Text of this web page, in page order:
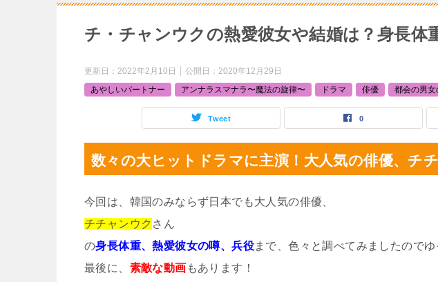
チ・チャンウクの熱愛彼女や結婚は？身長体
更新日： 2022年2月10日 公開日： 2020年12月29日
あやしいパートナー
アンナラスマナラ〜魔法の旋律〜 ドラマ 俳優 都会の男女
Tweet 0
数々の大ヒットドラマに主演！大人気の俳優、チ
今回は、韓国のみならず日本でも大人気の俳優、
チチャンウク さん
の身長体重、熱愛彼女の噂、兵役まで、色々と調べてみましたので
最後に、 素敵な動画 もあります！